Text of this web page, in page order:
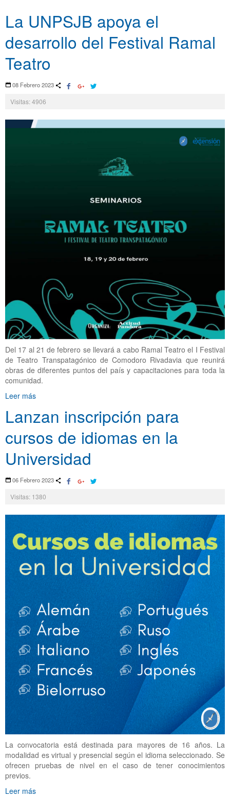
La UNPSJB apoya el
desarrollo del Festival Ramal
Teatro
08 Febrero 2023
Visitas: 4906
Del 17 al 21 de febrero se llevará a cabo Ramal Teatro el I Festival
de Teatro Transpatagónico de Comodoro Rivadavia que reunirá
obras de diferentes puntos del país y capacitaciones para toda la
comunidad.
Leer más
Lanzan inscripción para
cursos de idiomas en la
Universidad
06 Febrero 2023
Visitas: 1380
La convocatoria está destinada para mayores de 16 años. La
modalidad es virtual y presencial según el idioma seleccionado. Se
ofrecen pruebas de nivel en el caso de tener conocimientos
previos.
Leer más